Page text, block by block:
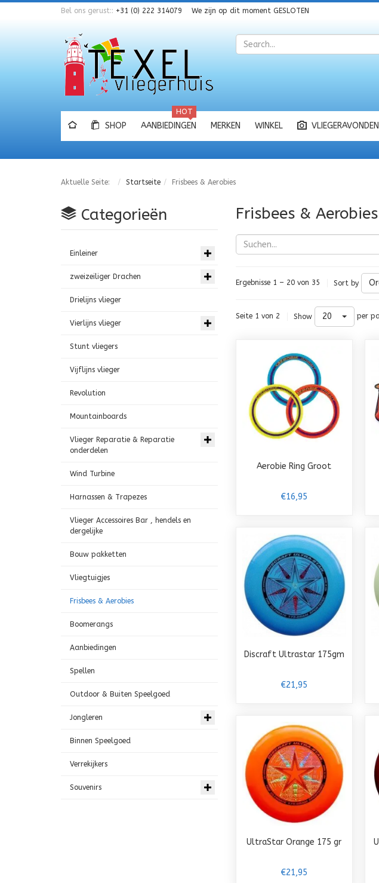
Bel ons gerust:: +31 (0) 222 314079 We zijn op dit moment GESLOTEN
Zoeken
SHOP AANBIEDINGEN
HOT
MERKEN WINKEL VLIEGERAVONDEN
Aktuelle Seite: Startseite Frisbees & Aerobies
Frisbees & Aerobies
Ergebnisse 1 – 20 von 35 Sort by
Seite 1 von 2 Show 20 per
Aerobie Ring Groot
€16,95
Discraft Ultrastar 175gm
€21,95
UltraStar Orange 175 gr
€21,95
Categorieën
Einleiner
zweizeiliger Drachen
Drielijns vlieger
Vierlijns vlieger
Stunt vliegers
Vijflijns vlieger
Revolution
Mountainboards
Vlieger Reparatie & Reparatie
onderdelen
Wind Turbine
Harnassen & Trapezes
Vlieger Accessoires Bar , hendels en
dergelijke
Bouw pakketten
Vliegtuigjes
Frisbees & Aerobies
Boomerangs
Aanbiedingen
Spellen
Outdoor & Buiten Speelgoed
Jongleren
Binnen Speelgoed
Verrekijkers
Souvenirs